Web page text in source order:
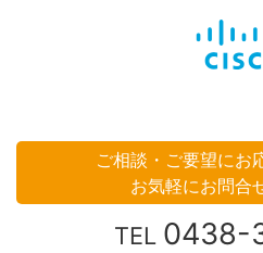
ご相談・ご要望にお
お気軽にお問合
TEL 0438-